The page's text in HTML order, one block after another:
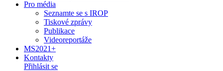
Pro média
Seznamte se s IROP
Tiskové zprávy
Publikace
Videoreportáže
MS2021+
Kontakty
Přihlásit se